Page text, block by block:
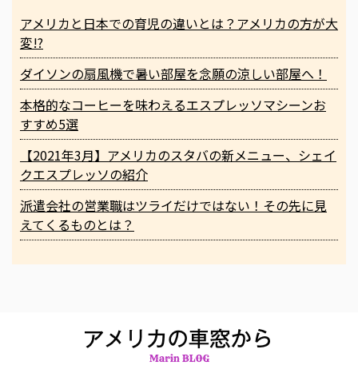
アメリカと日本での育児の違いとは？アメリカの方が大
変!?
ダイソンの扇風機で暑い部屋を念願の涼しい部屋へ！
本格的なコーヒーを味わえるエスプレッソマシーンお
すすめ5選
【2021年3月】アメリカのスタバの新メニュー、シェイ
クエスプレッソの紹介
派遣会社の営業職はツライだけではない！その先に見
えてくるものとは？